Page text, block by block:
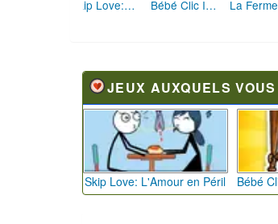
Skip Love: L'Amour en Péril Bébé Clic Italien: La Folie des Petits Bambins
JEUX AUXQUELS
Skip Love: L'Amour en Péril